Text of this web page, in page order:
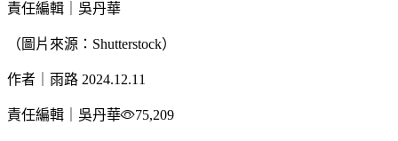
責任編輯｜吳丹華
（圖片來源：Shutterstock）
作者｜雨路 2024.12.11
責任編輯｜吳丹華 75,209